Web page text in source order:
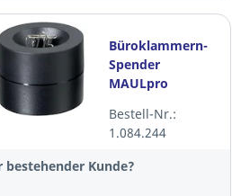
Büroklammern-
Spender
MAULpro
schwarz
Bestell-Nr.:
1.084.244
bestehender Kunde?